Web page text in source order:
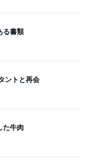
る書類
ントと再会
た牛肉